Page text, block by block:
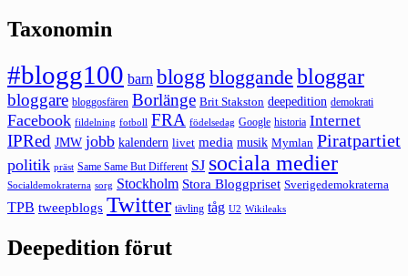
Taxonomin
#blogg100 barn blogg bloggande bloggar
bloggare bloggosfären Borlänge Brit Stakston deepedition demokrati
Facebook fildelning fotboll FRA födelsedag Google historia Internet
IPRed JMW jobb kalendern livet media musik Mymlan Piratpartiet
politik präst Same Same But Different SJ sociala medier
Socialdemokraterna sorg Stockholm Stora Bloggpriset Sverigedemokraterna
TPB tweepblogs Twitter tävling tåg U2 Wikileaks
Deepedition förut